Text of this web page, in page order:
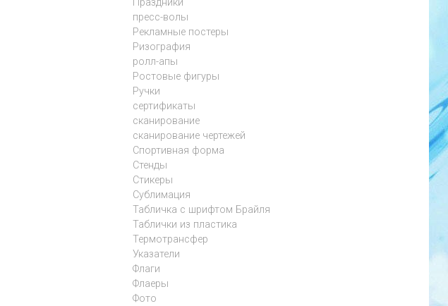
Праздники
пресс-волы
Рекламные постеры
Ризография
ролл-апы
Ростовые фигуры
Ручки
сертификаты
сканирование
сканирование чертежей
Спортивная форма
Стенды
Стикеры
Сублимация
Табличка с шрифтом Брайля
Таблички из пластика
Термотрансфер
Указатели
Флаги
Флаеры
Фото